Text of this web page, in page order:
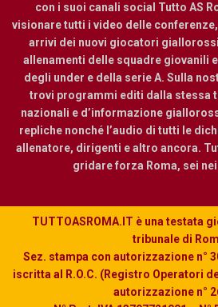
con i suoi canali social Tutto AS
visionare tutti i video delle
arrivi dei nuovi giocatori
allenamenti delle squadre giovanili
degli under e della serie A. Sulla
trovi programmi editi dalla stessa
nazionali e d’informazione
repliche nonché l’audio di tutti le
allenatore, dirigenti e altro ancora.
gridare forza Roma, sei
TUTTOASROMA.IT è una testata
tribunale di
Sez. stampa con autorizzazione n°
iscritta al R.O.C. (Registro Operatori
autorizzazione n°